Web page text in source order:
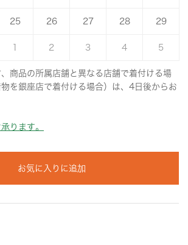
25 26 27 28 29
2 3 4 5
商品の所属店舗と異なる店舗で着付ける場
を銀座店で着付ける場合）は、4日後からお
ります。
お気に入りに追加